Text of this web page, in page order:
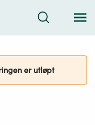
Søk
er utløpt